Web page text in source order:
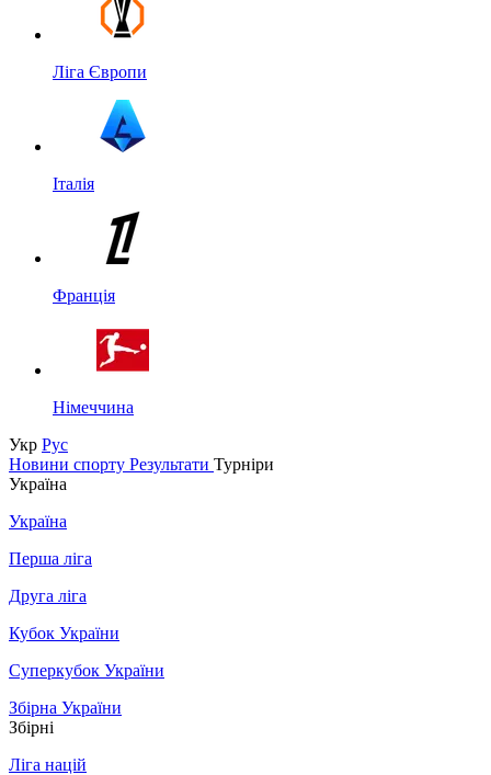
Ліга Європи
Італія
Франція
Німеччина
Укр Рус
Новини спорту Результати Турніри
Україна
Україна
Перша ліга
Друга ліга
Кубок України
Суперкубок України
Збірна України
Збірні
Ліга націй